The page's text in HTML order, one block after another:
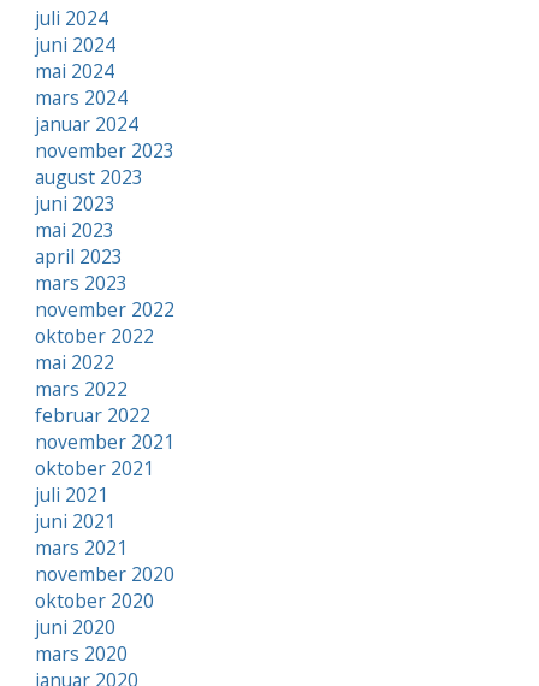
juli 2024
juni 2024
mai 2024
mars 2024
januar 2024
november 2023
august 2023
juni 2023
mai 2023
april 2023
mars 2023
november 2022
oktober 2022
mai 2022
mars 2022
februar 2022
november 2021
oktober 2021
juli 2021
juni 2021
mars 2021
november 2020
oktober 2020
juni 2020
mars 2020
januar 2020